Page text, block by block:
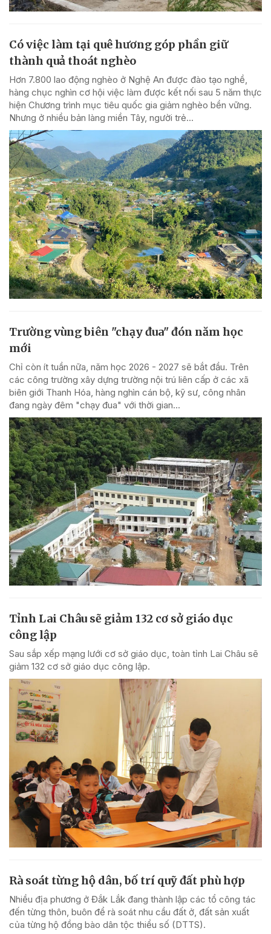
Có việc làm tại quê hương góp phần giữ
thành quả thoát nghèo
Hơn 7.800 lao động nghèo ở Nghệ An được đào tạo nghề,
hàng chục nghìn cơ hội việc làm được kết nối sau 5 năm thực
hiện Chương trình mục tiêu quốc gia giảm nghèo bền vững.
Nhưng ở nhiều bản làng miền Tây, người trẻ...
Trường vùng biên "chạy đua" đón năm học
mới
Chỉ còn ít tuần nữa, năm học 2026 - 2027 sẽ bắt đầu. Trên
các công trường xây dựng trường nội trú liên cấp ở các xã
biên giới Thanh Hóa, hàng nghìn cán bộ, kỹ sư, công nhân
đang ngày đêm "chạy đua" với thời gian...
Tỉnh Lai Châu sẽ giảm 132 cơ sở giáo dục
công lập
Sau sắp xếp mạng lưới cơ sở giáo dục, toàn tỉnh Lai Châu sẽ
giảm 132 cơ sở giáo dục công lập.
Rà soát từng hộ dân, bố trí quỹ đất phù hợp
Nhiều địa phương ở Đắk Lắk đang thành lập các tổ công tác
đến từng thôn, buôn để rà soát nhu cầu đất ở, đất sản xuất
của từng hộ đồng bào dân tộc thiểu số (DTTS).